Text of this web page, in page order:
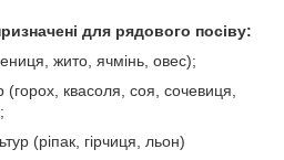
для рядового посіву:
жито, ячмінь, овес);
(горох, квасоля, соя, сочевиця,
(ріпак, гірчиця, льон)